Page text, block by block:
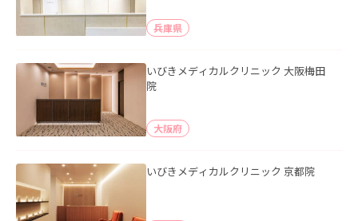
兵庫県
いびきメディカルクリニック 大阪梅田
院
大阪府
いびきメディカルクリニック 京都院